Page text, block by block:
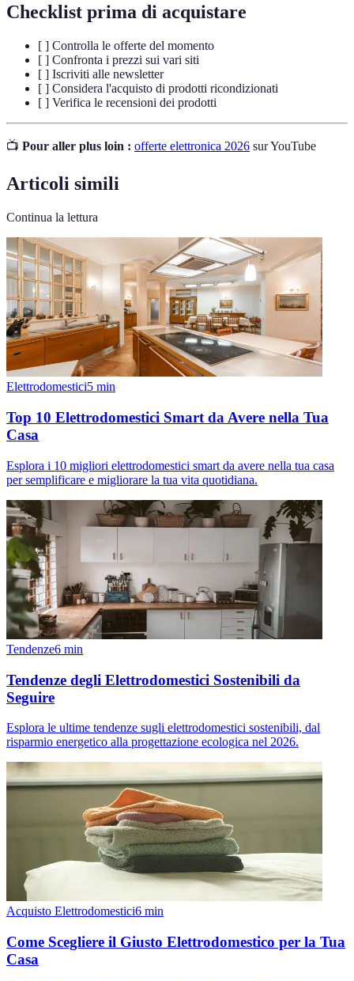
Checklist prima di acquistare
[ ] Controlla le offerte del momento
[ ] Confronta i prezzi sui vari siti
[ ] Iscriviti alle newsletter
[ ] Considera l'acquisto di prodotti ricondizionati
[ ] Verifica le recensioni dei prodotti
📺 Pour aller plus loin : offerte elettronica 2026 sur YouTube
Articoli simili
Continua la lettura
Elettrodomestici5 min
Top 10 Elettrodomestici Smart da Avere nella Tua
Casa
Esplora i 10 migliori elettrodomestici smart da avere nella tua casa
per semplificare e migliorare la tua vita quotidiana.
Tendenze6 min
Tendenze degli Elettrodomestici Sostenibili da
Seguire
Esplora le ultime tendenze sugli elettrodomestici sostenibili, dal
risparmio energetico alla progettazione ecologica nel 2026.
Acquisto Elettrodomestici6 min
Come Scegliere il Giusto Elettrodomestico per la Tua
Casa